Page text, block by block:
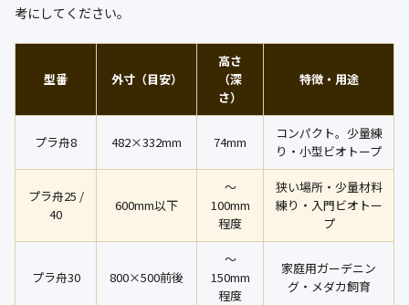
考にしてください。
型番 外寸（目安）
高さ
（深
さ）
特徴・用途
プラ舟8 482×332mm 74mm
コンパクト。少量練
り・小型ビオトープ
プラ舟25 /
40
600mm以下
〜
100mm
程度
狭い場所・少量材料
練り・入門ビオトー
プ
プラ舟30 800×500前後
〜
150mm
程度
家庭用ガーデニン
グ・メダカ飼育